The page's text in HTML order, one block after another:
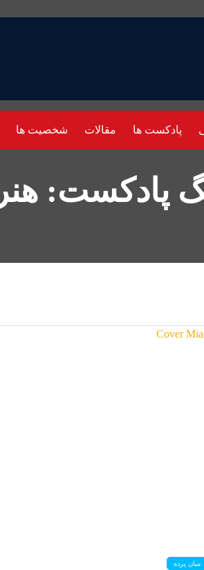
پادکست ها مقالات شخصیت ها
پادکست: هنر
میان پرده